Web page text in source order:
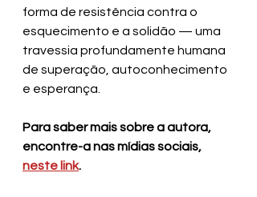
forma de resistência contra o
esquecimento e a solidão — uma
travessia profundamente humana
de superação, autoconhecimento
e esperança.
Para saber mais sobre a autora,
encontre-a nas mídias sociais,
neste link.